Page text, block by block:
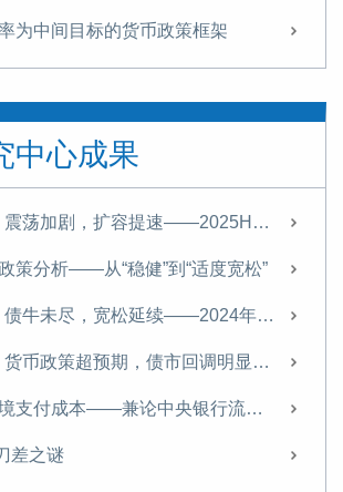
为中间目标的货币政策框架
专访彭兴韵：货币政策进入转型时刻，“中国版QE”没有必要
调节的货币政策新范式
【NIFD季报】稳中有进，静水流深——2023年度债券市场
一本金融学教材的守正与创新 ——写在《金融学原理》出版20年之际
务新发展格局
理
中心成果
【NIFD季报】震荡加剧，扩容提速——2025H1债券市场
策分析——从“稳健”到“适度宽松”
【NIFD季报】债牛未尽，宽松延续——2024年度债券市场
【NIFD季报】货币政策超预期，债市回调明显——2024Q3债券市场
论如何降低跨境支付成本——兼论中央银行流动桥机制
差之谜